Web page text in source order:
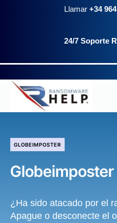
Llamar +34
24/7 Soporte
GLOBEIMPOSTER
Globeimposter
¿Ha sido atacado por el
Apague o desconecte el